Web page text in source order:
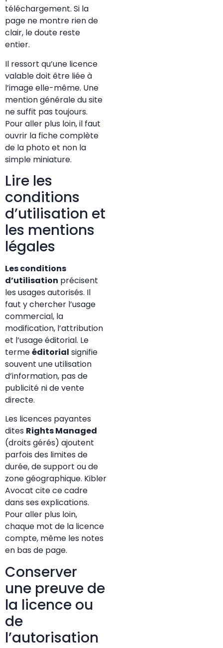
téléchargement. Si la
page ne montre rien de
clair, le doute reste
entier.
Il ressort qu’une licence
valable doit être liée à
l’image elle-même. Une
mention générale du site
ne suffit pas toujours.
Pour aller plus loin, il faut
ouvrir la fiche complète
de la photo et non la
simple miniature.
Lire les
conditions
d’utilisation et
les mentions
légales
Les conditions
d’utilisation précisent
les usages autorisés. Il
faut y chercher l’usage
commercial, la
modification, l’attribution
et l’usage éditorial. Le
termeéditorial signifie
souvent une utilisation
d’information, pas de
publicité ni de vente
directe.
Les licences payantes
dites Rights Managed
(droits gérés) ajoutent
parfois des limites de
durée, de support ou de
zone géographique. Kibler
Avocat cite ce cadre
dans ses explications.
Pour aller plus loin,
chaque mot de la licence
compte, même les notes
en bas de page.
Conserver
une preuve de
la licence ou
de
l’autorisation